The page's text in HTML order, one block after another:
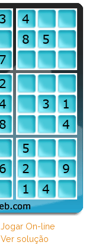
Jogar On-line
Ver solução